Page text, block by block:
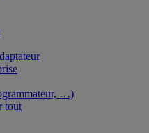
…)
tout